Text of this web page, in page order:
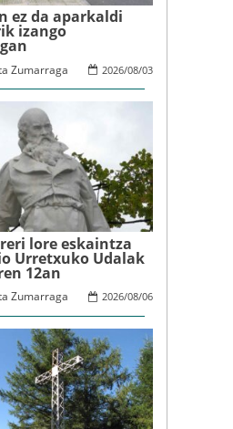
ez da aparkaldi
izango
2026/08/03
Zumarraga
lore eskaintza
Urretxuko Udalak
12an
2026/08/06
Zumarraga